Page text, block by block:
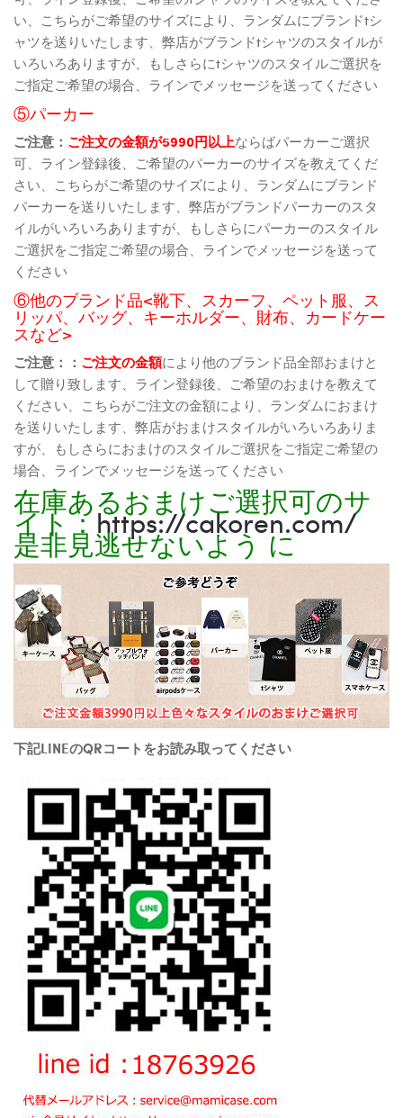
い、こちらがご希望のサイズにより、ランダムにブランドtシ
ャツを送りいたします、弊店がブランドtシャツのスタイルが
いろいろありますが、もしさらにtシャツのスタイルご選択を
ご指定ご希望の場合、ラインでメッセージを送ってください
⑤パーカー
ご注意： ご注文の金額が5990円以上ならばパーカーご選択
可、ライン登録後、ご希望のパーカーのサイズを教えてくだ
さい、こちらがご希望のサイズにより、ランダムにブランド
パーカーを送りいたします、弊店がブランドパーカーのスタ
イルがいろいろありますが、もしさらにパーカーのスタイル
ご選択をご指定ご希望の場合、ラインでメッセージを送って
ください
⑥他のブランド品<靴下、スカーフ、ペット服、ス
リッパ、バッグ、キーホルダー、財布、カードケー
スなど>
ご注意：： ご注文の金額により他のブランド品全部おまけと
して贈り致します、ライン登録後、ご希望のおまけを教えて
ください、こちらがご注文の金額により、ランダムにおまけ
を送りいたします、弊店がおまけスタイルがいろいろありま
すが、もしさらにおまけのスタイルご選択をご指定ご希望の
場合、ラインでメッセージを送ってください
在庫あるおまけご選択可のサ
イト：https://cakoren.com/
是非見逃せないよう に
下記LINEのQRコートをお読み取ってください